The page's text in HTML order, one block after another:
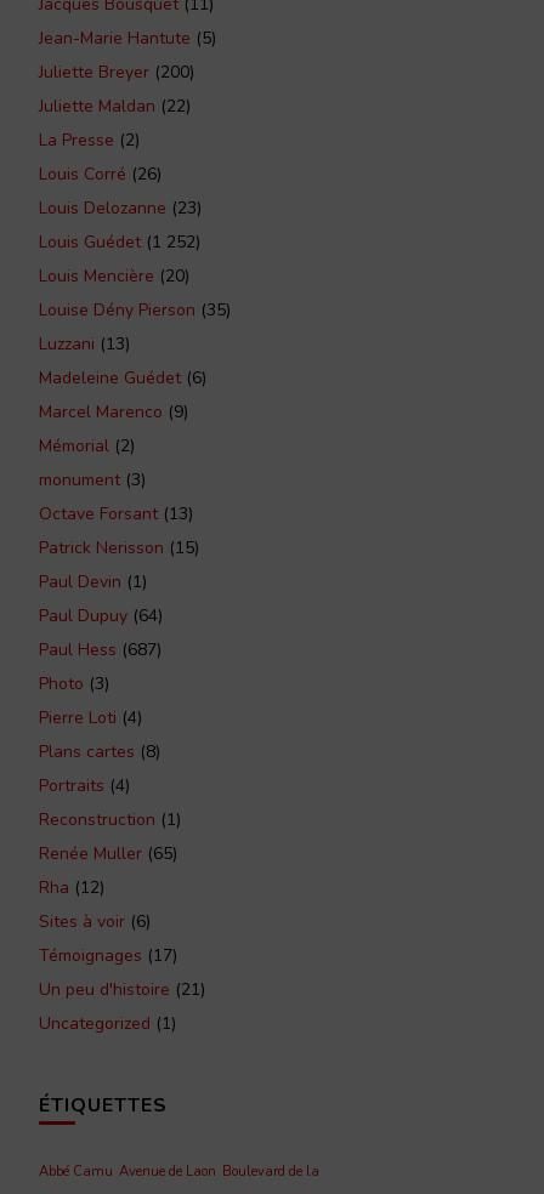
Jean-Marie Hantute (5)
Juliette Breyer (200)
Juliette Maldan (22)
La Presse (2)
Louis Corré (26)
Louis Delozanne (23)
Louis Guédet(1 252)
Louis Mencière (20)
Louise Dény Pierson (35)
Luzzani (13)
Madeleine Guédet(6)
Marcel Marenco (9)
Mémorial (2)
monument(3)
Octave Forsant(13)
Patrick Nerisson (15)
Paul Devin (1)
Paul Dupuy (64)
Paul Hess (687)
Photo (3)
Pierre Loti (4)
Plans cartes (8)
Portraits (4)
Reconstruction (1)
Renée Muller (65)
Rha (12)
Sites à voir (6)
Témoignages (17)
Un peu d'histoire (21)
Uncategorized (1)
ÉTIQUETTES
Abbé Camu Avenue de Laon Boulevard de la